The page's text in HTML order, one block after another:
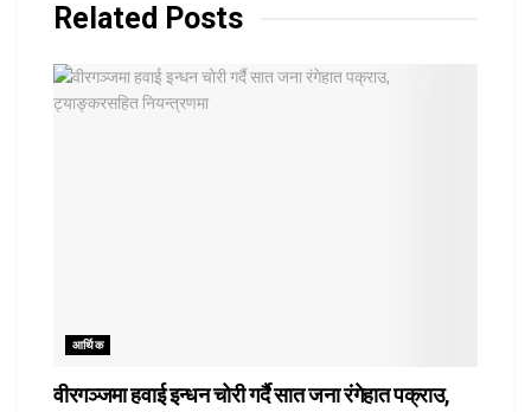
Related Posts
आर्थिक
वीरगञ्जमा हवाई इन्धन चोरी गर्दै सात जना रंगेहात पक्राउ,